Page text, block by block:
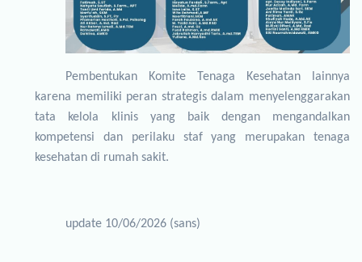
Pembentukan Komite Tenaga Kesehatan lainnya
karena memiliki peran strategis dalam menyelenggarakan
tata kelola klinis yang baik dengan mengandalkan
kompetensi dan perilaku staf yang merupakan tenaga
kesehatan di rumah sakit.
update 10/06/2026 (sans)